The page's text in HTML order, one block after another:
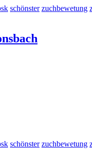
schönster zuchbewetung
schönster zuchbewetung